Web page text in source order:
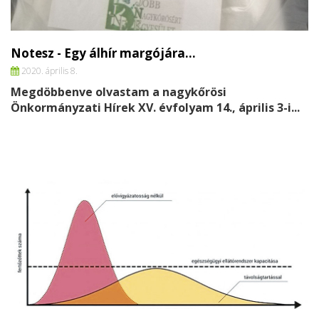
Notesz - Egy álhír margójára…
2020. április 8.
Megdöbbenve olvastam a nagykőrösi
Önkormányzati Hírek XV. évfolyam 14., április 3-i...